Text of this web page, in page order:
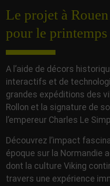
Le projet à Rouen
pour le
A l’aide de décors
interactifs et de
grandes expéditions des
Rollon et la signature de
l’empereur Charles Le
Découvrez l’impact
époque sur la Normandie
dont la culture Viking
travers une expérience